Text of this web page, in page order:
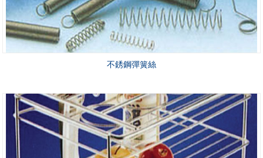
不銹鋼彈簧絲